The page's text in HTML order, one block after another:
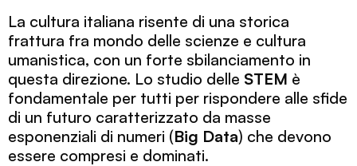
La cultura italiana risente di una storica
frattura fra mondo delle scienze e cultura
umanistica, con un forte sbilanciamento in
questa direzione. Lo studio delle STEM è
fondamentale per tutti per rispondere alle sfide
di un futuro caratterizzato da masse
esponenziali di numeri (Big Data) che devono
essere compresi e dominati.